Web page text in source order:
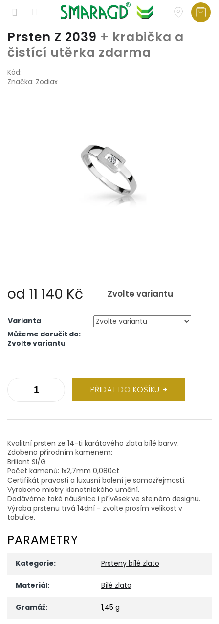
Přejít
obsah
Prsten Z 2039 + krabička a
čistící utěrka zdarma
Kód:
Značka: Zodiax
od 11 140 Kč Zvolte variantu
cena:
Varianta
Můžeme doručit do:
Zvolte variantu
PŘIDAT DO KOŠÍKU
Kvalitní prsten ze 14-ti karátového zlata bílé barvy.
Zdobeno přírodním kamenem:
Briliant SI/G
Počet kamenů: 1x2,7mm 0,080ct
Certifikát pravosti a luxusní balení je samozřejmostí.
Vyrobeno mistry klenotnického umění.
Dodáváme také náušnice i přívěsek ve stejném designu.
Výroba prstenu trvá 14dní - zvolte prosím velikost v
tabulce.
PARAMETRY
Kategorie: Prsteny bílé zlato
Materiál: Bílé zlato
Gramáž: 1,45 g